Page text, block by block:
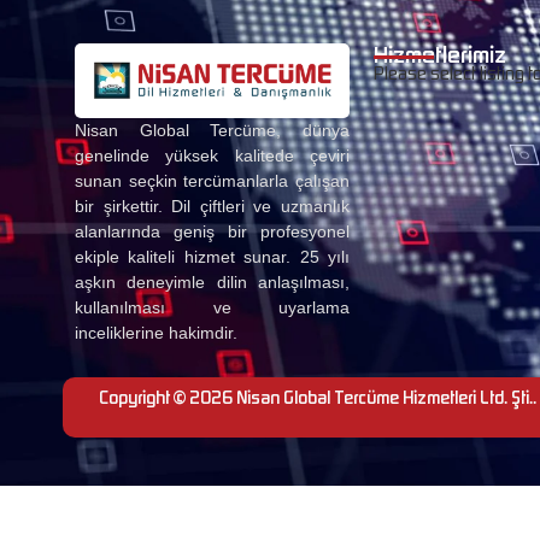
Nisan Global Tercüme, dünya
genelinde yüksek kalitede çeviri
sunan seçkin tercümanlarla çalışan
bir şirkettir. Dil çiftleri ve uzmanlık
alanlarında geniş bir profesyonel
ekiple kaliteli hizmet sunar. 25 yılı
aşkın deneyimle dilin anlaşılması,
kullanılması ve uyarlama
inceliklerine hakimdir.
Hizmetlerimiz
Please select listing
Copyright © 2026 Nisan Global Tercüme Hizmetleri Ltd. Şti..